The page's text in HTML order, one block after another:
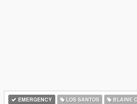
EMERGENCY LOS SANTOS
BLAINE